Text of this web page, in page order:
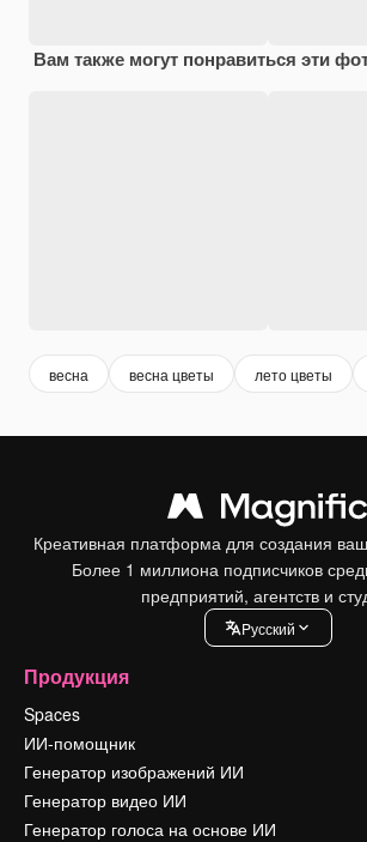
Вам также могут понравиться эти
весна весна цветы лето цветы
Креативная платформа для создания
Более 1 миллиона подписчиков
предприятий, агентств и
Pусский
Продукция
Spaces
ИИ-помощник
Генератор изображений ИИ
Генератор видео ИИ
Генератор голоса на основе ИИ